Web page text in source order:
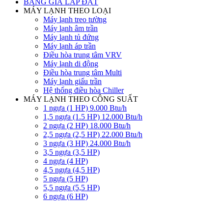
BẢNG GIÁ LẮP ĐẶT
MÁY LẠNH THEO LOẠI
Máy lạnh treo tường
Máy lạnh âm trần
Máy lạnh tủ đứng
Máy lạnh áp trần
Điều hòa trung tâm VRV
Máy lạnh di động
Điều hòa trung tâm Multi
Máy lạnh giấu trần
Hệ thống điều hòa Chiller
MÁY LẠNH THEO CÔNG SUẤT
1 ngựa (1 HP) 9.000 Btu/h
1,5 ngựa (1.5 HP) 12.000 Btu/h
2 ngựa (2 HP) 18.000 Btu/h
2,5 ngựa (2,5 HP) 22.000 Btu/h
3 ngựa (3 HP) 24.000 Btu/h
3,5 ngựa (3,5 HP)
4 ngựa (4 HP)
4,5 ngựa (4,5 HP)
5 ngựa (5 HP)
5,5 ngựa (5,5 HP)
6 ngựa (6 HP)